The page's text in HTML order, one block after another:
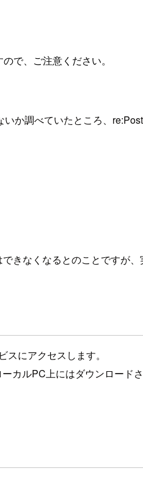
で、ご注意ください。
か調べていたところ、
なくなるとのことですが、
にアクセスします。
ルPC上にはダウンロード